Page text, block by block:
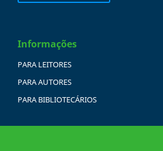
Informações
PARA LEITORES
PARA AUTORES
PARA BIBLIOTECÁRIOS